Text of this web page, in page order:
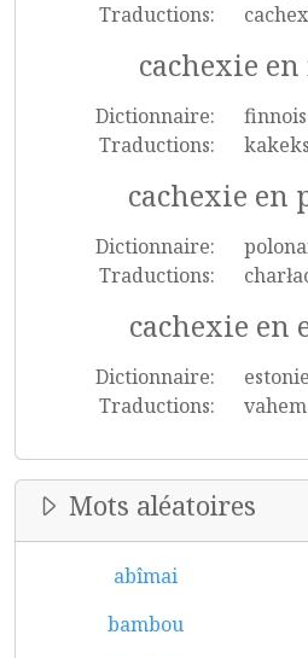
Traductions:
cachexie
Dictionnaire:
finnois
Traductions:
cachexie en
Dictionnaire:
Traductions:
cachexie en
Dictionnaire:
Traductions:
Mots aléatoires
abîmai
bambou